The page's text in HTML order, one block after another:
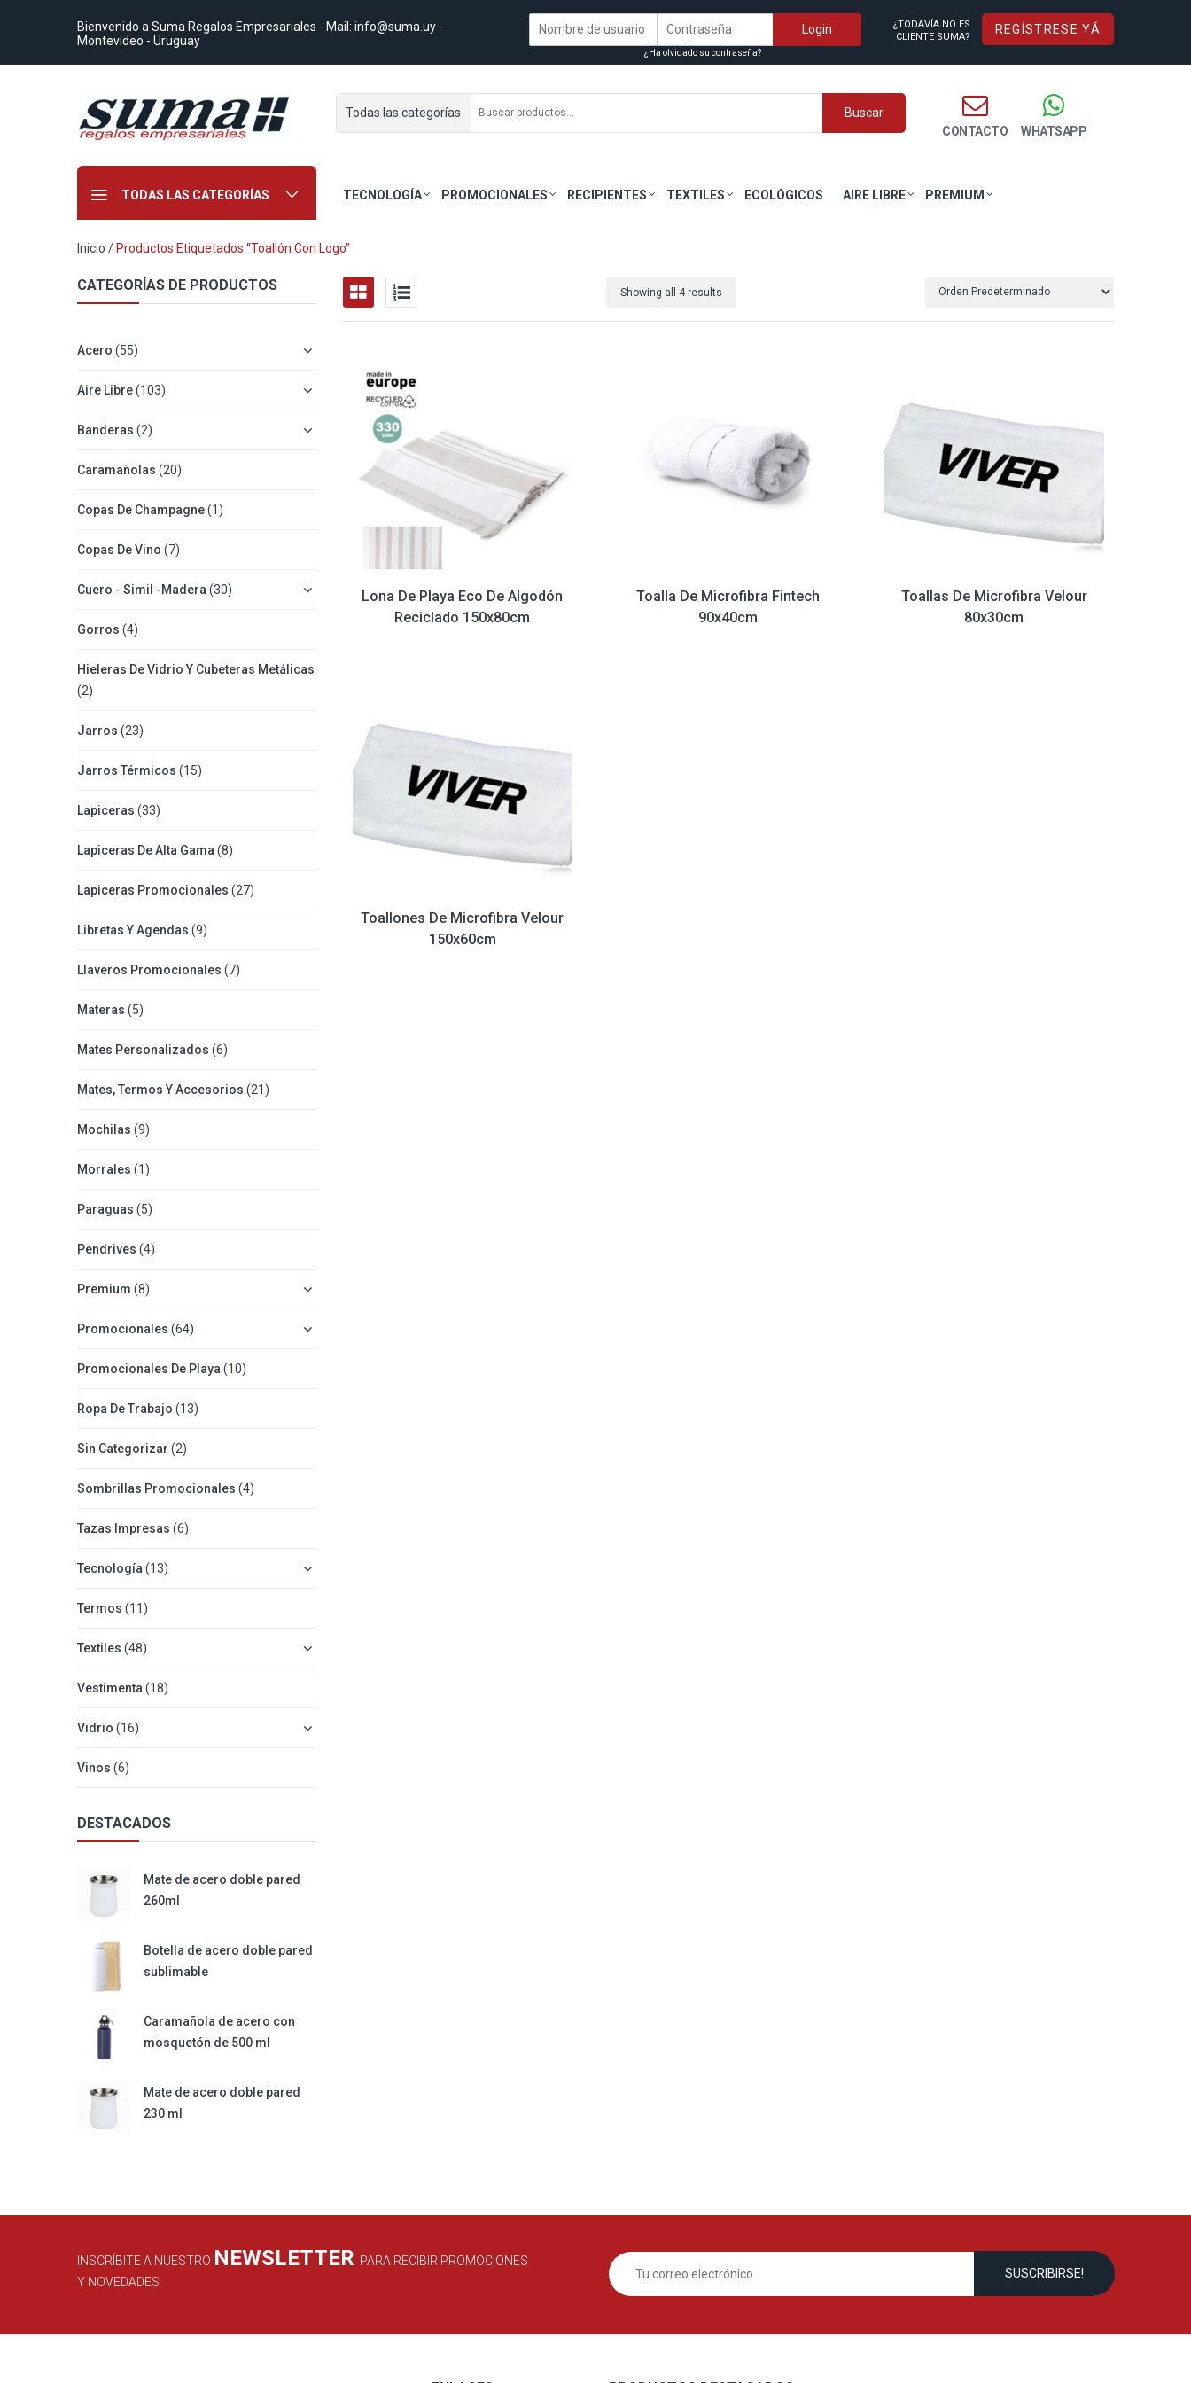
Bienvenido a Suma Regalos Empresariales - Mail: info@suma.uy -
Montevideo - Uruguay
¿Ha olvidado su contraseña?
¿TODAVÍA NO ES
CLIENTE SUMA?
REGÍSTRESE YÁ
WHATSAPP
CONTACTO
Todas las categorías Buscar
TODAS LAS CATEGORÍAS TECNOLOGÍA PROMOCIONALES RECIPIENTES TEXTILES ECOLÓGICOS AIRE LIBRE PREMIUM
Inicio / Productos Etiquetados “toallón Con Logo”
CATEGORÍAS DE PRODUCTOS
Acero (55)
Aire Libre(103)
Banderas (2)
Caramañolas (20)
Copas De Champagne(1)
Copas De Vino (7)
Cuero - Simil -Madera (30)
Gorros (4)
Hieleras De Vidrio Y Cubeteras Metálicas
(2)
Jarros (23)
Jarros Térmicos (15)
Lapiceras (33)
Lapiceras De Alta Gama (8)
Lapiceras Promocionales (27)
Libretas Y Agendas (9)
Llaveros Promocionales (7)
Materas (5)
Mates Personalizados (6)
Mates, Termos Y Accesorios (21)
Mochilas (9)
Morrales (1)
Paraguas (5)
Pendrives (4)
Premium (8)
Promocionales (64)
Promocionales De Playa (10)
Ropa De Trabajo (13)
Sin Categorizar (2)
Sombrillas Promocionales (4)
Tazas Impresas (6)
Tecnología (13)
Termos (11)
Textiles (48)
Vestimenta (18)
Vidrio (16)
Vinos (6)
DESTACADOS
Mate de acero doble pared
260ml
Botella de acero doble pared
sublimable
Caramañola de acero con
mosquetón de 500 ml
Mate de acero doble pared
230 ml
Showing all 4 results
Lona De Playa Eco De Algodón
Reciclado 150x80cm
Toalla De Microfibra Fintech
90x40cm
Toallas De Microfibra Velour
80x30cm
Toallones De Microfibra Velour
150x60cm
INSCRÍBITE A NUESTRO NEWSLETTER PARA RECIBIR PROMOCIONES
Y NOVEDADES